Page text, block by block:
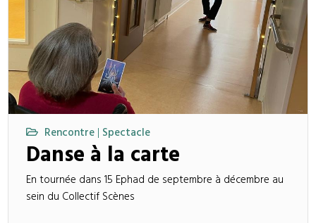
Rencontre | Spectacle
Danse à la carte
En tournée dans 15 Ephad de septembre à décembre au
sein du Collectif Scènes